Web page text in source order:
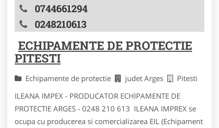
0744661294
0248210613
ECHIPAMENTE DE PROTECTIE
PITESTI
Echipamente de protectie judet Arges
Pitesti
ILEANA IMPEX - PRODUCATOR ECHIPAMENTE DE
PROTECTIE ARGES - 0248 210 613 ILEANA IMPREX se
ocupa cu producerea si comercializarea EIL (Echipament